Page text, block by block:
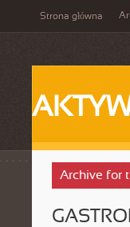
Strona główna
Archive for